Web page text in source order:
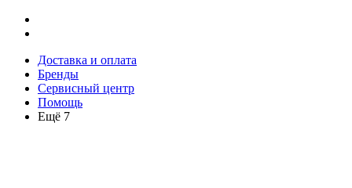
Доставка и оплата
Бренды
Сервисный центр
Помощь
Ещё 7